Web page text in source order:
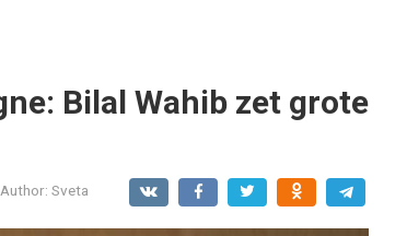
Bilal Wahib zet grote
Author: Sveta